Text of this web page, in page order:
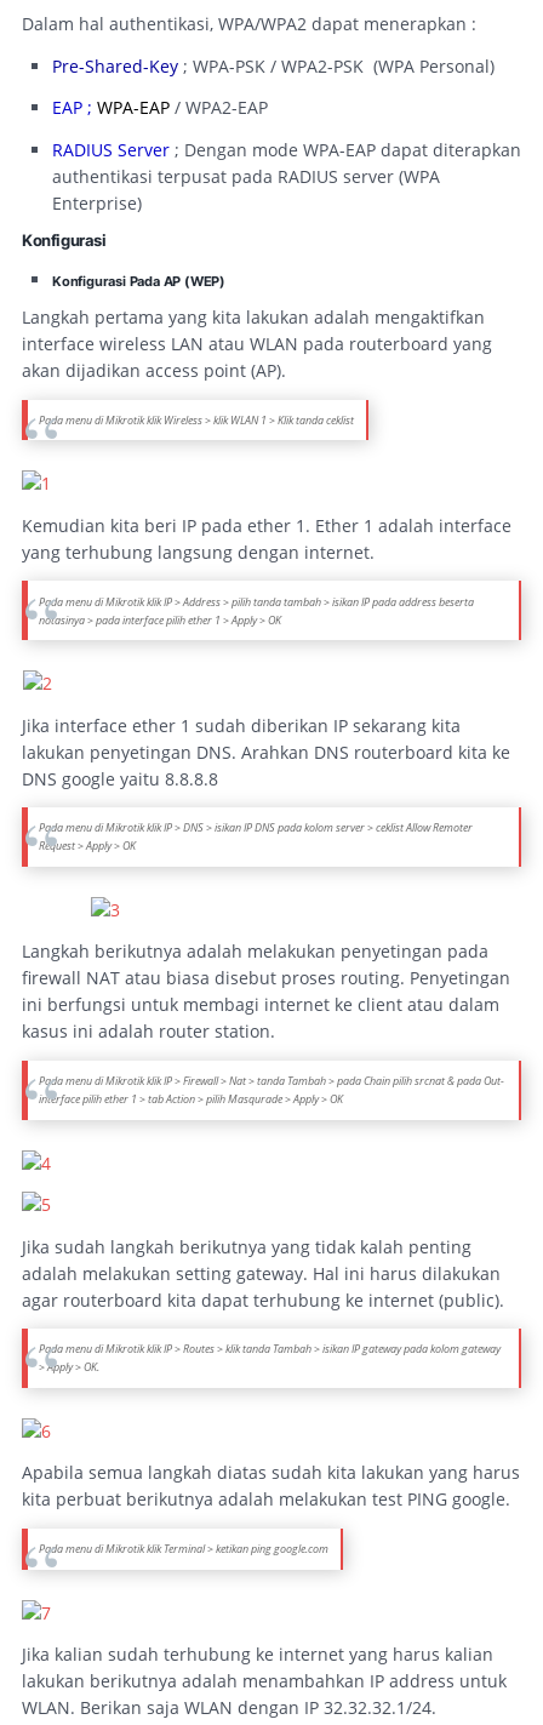
Dalam hal authentikasi, WPA/WPA2 dapat menerapkan :
Pre-Shared-Key ; WPA-PSK / WPA2-PSK (WPA Personal)
EAP ; WPA-EAP / WPA2-EAP
RADIUS Server ; Dengan mode WPA-EAP dapat diterapkan
authentikasi terpusat pada RADIUS server (WPA
Enterprise)
Konfigurasi
Konfigurasi Pada AP (WEP)
Langkah pertama yang kita lakukan adalah mengaktifkan
interface wireless LAN atau WLAN pada routerboard yang
akan dijadikan access point (AP).
Pada menu di Mikrotik klik Wireless > klik WLAN 1 > Klik tanda ceklist
Kemudian kita beri IP pada ether 1. Ether 1 adalah interface
yang terhubung langsung dengan internet.
Pada menu di Mikrotik klik IP > Address > pilih tanda tambah > isikan IP pada address beserta
notasinya > pada interface pilih ether 1 > Apply > OK
Jika interface ether 1 sudah diberikan IP sekarang kita
lakukan penyetingan DNS. Arahkan DNS routerboard kita ke
DNS google yaitu 8.8.8.8
Pada menu di Mikrotik klik IP > DNS > isikan IP DNS pada kolom server > ceklistAllow Remoter
Request> Apply > OK
Langkah berikutnya adalah melakukan penyetingan pada
firewall NAT atau biasa disebut proses routing. Penyetingan
ini berfungsi untuk membagi internet ke client atau dalam
kasus ini adalah router station.
Pada menu di Mikrotik klik IP > Firewall > Nat > tanda Tambah > pada Chain pilih srcnat & pada Out-
interface pilih ether 1 > tab Action > pilih Masqurade > Apply > OK
Jika sudah langkah berikutnya yang tidak kalah penting
adalah melakukan setting gateway. Hal ini harus dilakukan
agar routerboard kita dapat terhubung ke internet (public).
Pada menu di Mikrotik klik IP > Routes > klik tanda Tambah > isikan IP gateway pada kolom gateway
> Apply > OK.
Apabila semua langkah diatas sudah kita lakukan yang harus
kita perbuat berikutnya adalah melakukan test PING google.
Pada menu di Mikrotik klik Terminal > ketikan ping google.com
Jika kalian sudah terhubung ke internet yang harus kalian
lakukan berikutnya adalah menambahkan IP address untuk
WLAN. Berikan saja WLAN dengan IP 32.32.32.1/24.